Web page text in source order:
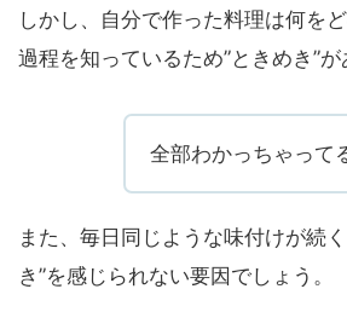
しかし、自分で作った料理は何を
過程を知っているため”ときめき”が
全部わかっちゃって
また、毎日同じような味付けが続
き”を感じられない要因でしょう。